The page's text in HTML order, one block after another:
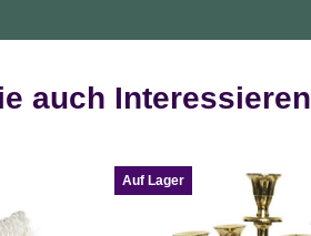
auch Interessieren
Auf Lager